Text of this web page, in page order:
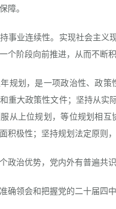
障。
业连续性。实现社会主义现
个阶段向前推进，从而不断
划，是一项政治性、政策
重大政策性文件；坚持从实
从上位规划，等位规划相
积极性；坚持规划法定原则
治优势，党内外有普遍共识
领会和把握党的二十届四